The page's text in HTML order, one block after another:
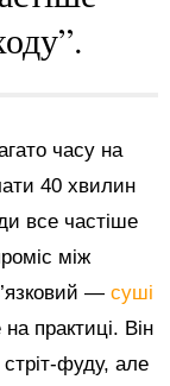
часу на
40 хвилин
все частіше
між
— суші
практиці. Він
фуду, але